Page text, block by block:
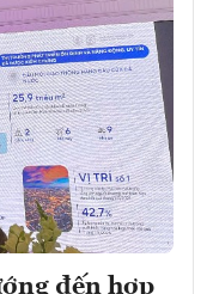
đến hợp